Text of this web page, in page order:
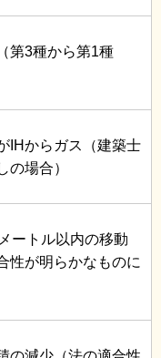
第3種から第1種
IHからガス（建築士
の場合）
ートル以内の移動
性が明らかなものに